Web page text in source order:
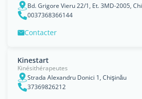
Bd. Grigore Vieru 22/1, Et. 3MD-2005,
0037368366144
Contacter
Kinestart
Kinésithérapeutes
Strada Alexandru Donici 1, Chişinău
37369826212